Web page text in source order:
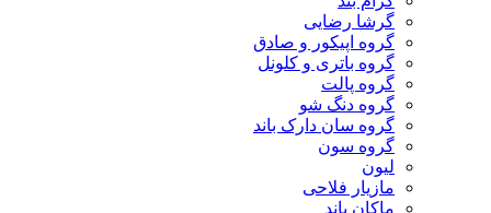
گرشا رضایی
گروه اپیکور و صادق
گروه باتری و کلونل
گروه پالت
گروه دنگ شو
گروه سان دارک باند
گروه سون
لیون
مازیار فلاحی
ماکان باند